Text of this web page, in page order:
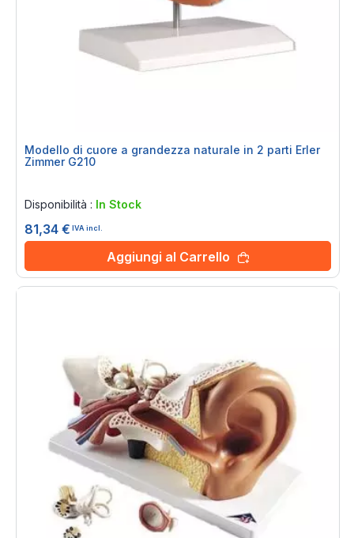
Modello di cuore a grandezza naturale in 2 parti Erler
Zimmer G210
Disponibilità : In Stock
81,34 € IVA incl.
Aggiungi al Carrello